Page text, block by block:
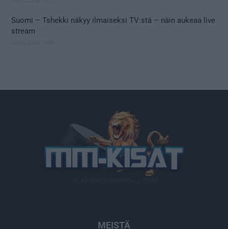
Suomi – Tshekki näkyy ilmaiseksi TV:stä – näin aukeaa live
stream
MEISTÄ